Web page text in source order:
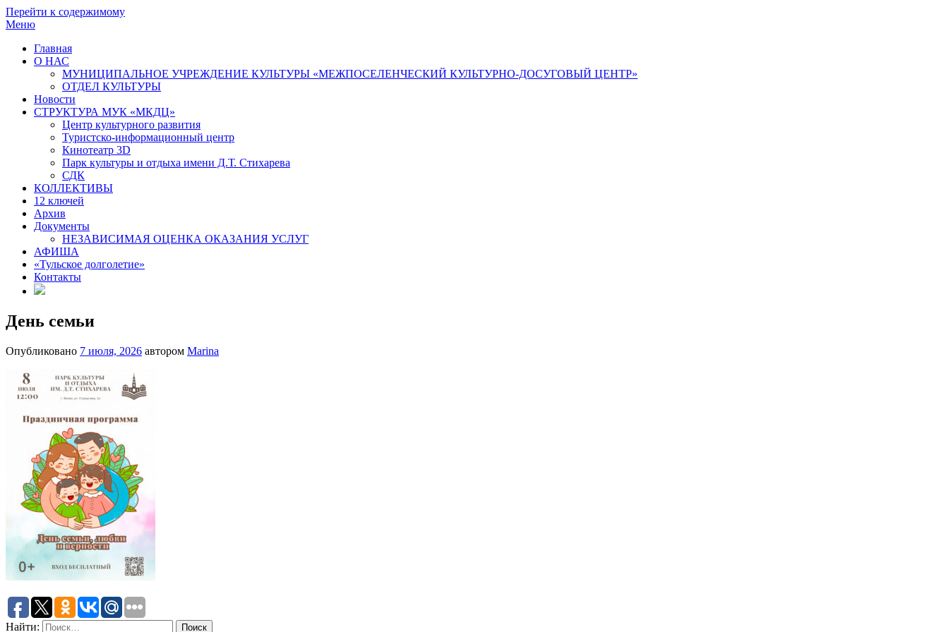
Перейти к содержимому
Меню
Главная
О НАС
МУНИЦИПАЛЬНОЕ УЧРЕЖДЕНИЕ КУЛЬТУРЫ «МЕЖПОСЕЛЕНЧЕСКИЙ КУЛЬТУРНО-ДОСУГОВЫЙ ЦЕНТР»
ОТДЕЛ КУЛЬТУРЫ
Новости
СТРУКТУРА МУК «МКДЦ»
Центр культурного развития
Туристско-информационный центр
Кинотеатр 3D
Парк культуры и отдыха имени Д.Т. Стихарева
СДК
КОЛЛЕКТИВЫ
12 ключей
Архив
Документы
НЕЗАВИСИМАЯ ОЦЕНКА ОКАЗАНИЯ УСЛУГ
АФИША
«Тульское долголетие»
Контакты
День семьи
Опубликовано 7 июля, 2026 автором Marina
Найти: